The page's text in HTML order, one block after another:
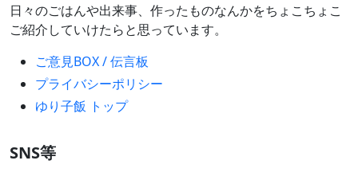
日々のごはんや出来事、作ったものなんかをちょこちょこ
ご紹介していけたらと思っています。
ご意見BOX / 伝言板
プライバシーポリシー
ゆり子飯 トップ
SNS等